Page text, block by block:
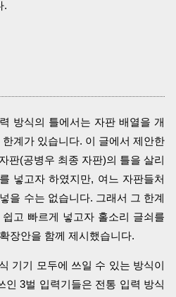
.
방식의 틀에서는 자판 배열을 개
계가 있습니다. 이 글에서 제안한
판(공병우 최종 자판)의 틀을 살리
넣고자 하였지만, 여느 자판들처
을 수는 없습니다. 그래서 그 한계
고 빠르게 넣고자 홀소리 글쇠를
장안을 함께 제시했습니다.
기기 모두에 쓰일 수 있는 방식이
인 3벌 입력기들은 전통 입력 방식